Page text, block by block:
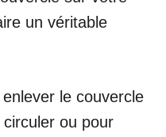
un véritable
le couvercle
circuler ou pour